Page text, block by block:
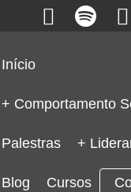
Início
+ Comportamento
Palestras +
Blog Cursos